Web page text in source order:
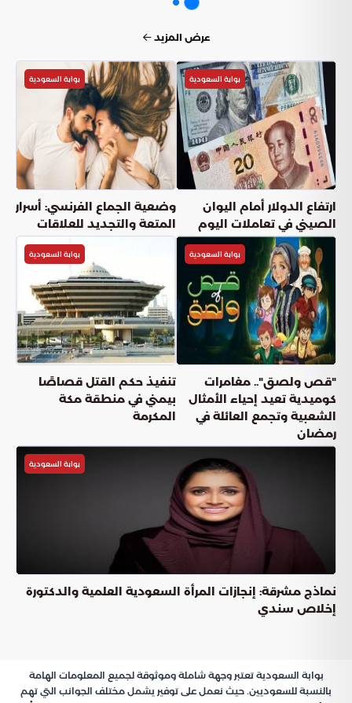
عرض المزيد
بوابة السعودية
ارتفاع الدولار أمام اليوان
الصيني في تعاملات اليوم
بوابة السعودية
وضعية الجماع الفرنسي: أسرار
المتعة والتجديد للعلاقات
بوابة السعودية
​"قص ولصق".. مغامرات
كوميدية تعيد إحياء الأمثال
الشعبية وتجمع العائلة في
رمضان
بوابة السعودية
تنفيذ حكم القتل قصاصًا
بيمني في منطقة مكة
المكرمة
بوابة السعودية
نماذج مشرقة: إنجازات المرأة السعودية العلمية والدكتورة
إخلاص سندي
بوابة السعودية تعتبر وجهة شاملة وموثوقة لجميع المعلومات الهامة
بالنسبة للسعوديين. حيث نعمل على توفير يشمل مختلف الجوانب التي تهم